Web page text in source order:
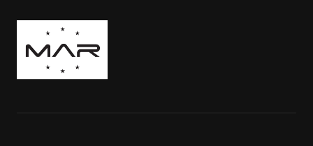
Boutique Mags à Rabais